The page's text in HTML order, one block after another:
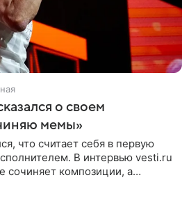
о своем
мемы»
что считает себя в первую
В интервью vesti.ru
сочиняет композиции, а